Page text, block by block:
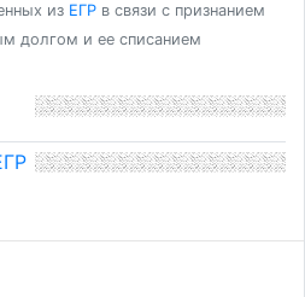
из ЕГР в связи с признанием
долгом и ее списанием